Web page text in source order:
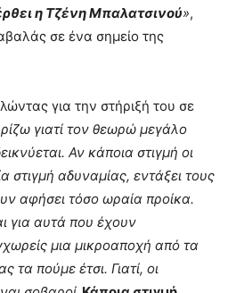
η Τζένη Μπαλατσινού»,
σε ένα σημείο της
για την στήριξή του σε
γιατί τον θεωρώ μεγάλο
Αν κάποια στιγμή οι
στιγμή αδυναμίας, εντάξει τους
αφήσει τόσο ωραία προίκα.
για αυτά που έχουν
μια μικροαποχή από τα
τα πούμε έτσι. Γιατί, οι